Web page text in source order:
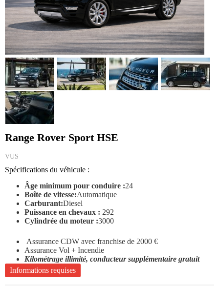
Range Rover Sport HSE
VUS
Spécifications du véhicule :
Âge minimum pour conduire :24
Boîte de vitesse:Automatique
Carburant:Diesel
Puissance en chevaux : 292
Cylindrée du moteur :3000
Assurance CDW avec franchise de 2000 €
Assurance Vol + Incendie
Kilométrage illimité, conducteur supplémentaire gratuit
Informations requises